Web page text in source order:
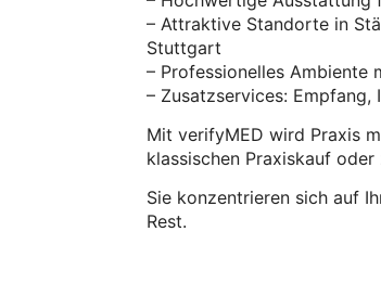
– Attraktive Standorte in
Stuttgart
– Professionelles Ambiente
– Zusatzservices: Empfang,
Mit verifyMED wird Praxis
klassischen Praxiskauf
Sie konzentrieren sich auf
Rest.